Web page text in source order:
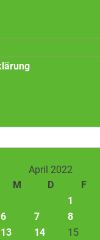
April 2022
M D F
1
6 7 8
13 14 15